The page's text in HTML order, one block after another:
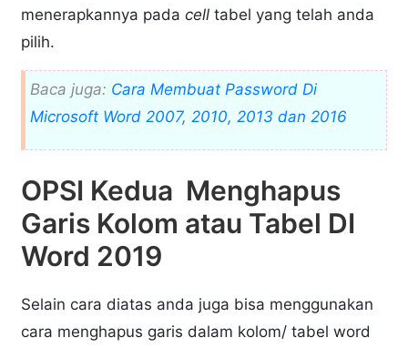
menerapkannya padacell tabel yang telah anda
pilih.
Baca juga: Cara Membuat Password Di
Microsoft Word 2007, 2010, 2013 dan 2016
OPSI Kedua Menghapus
Garis Kolom atau Tabel DI
Word 2019
Selain cara diatas anda juga bisa menggunakan
cara menghapus garis dalam kolom/ tabel word